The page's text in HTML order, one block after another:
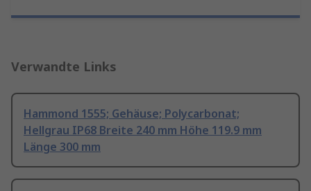
Verwandte Links
Hammond 1555; Gehäuse; Polycarbonat;
Hellgrau IP68 Breite 240 mm Höhe 119.9 mm
Länge 300 mm